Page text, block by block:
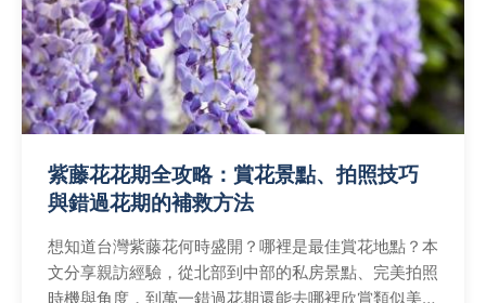
紫藤花花期全攻略：賞花景點、拍照技巧
與錯過花期的補救方法
想知道台灣紫藤花何時盛開？哪裡是最佳賞花地點？本
文分享親訪經驗，從北部到中部的私房景點、完美拍照
時機與角度，到萬一錯過花期還能去哪裡欣賞類似美